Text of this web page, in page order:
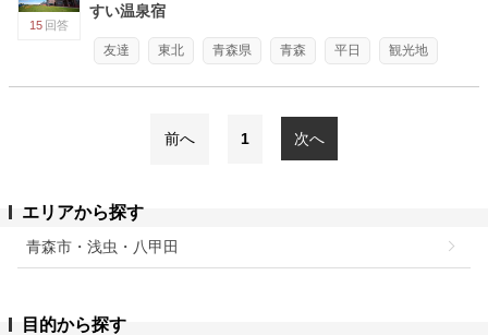
15 回答
すい温泉宿
友達 東北 青森県 青森 平日 観光地
前へ 1 次へ
エリアから探す
青森市・浅虫・八甲田
目的から探す